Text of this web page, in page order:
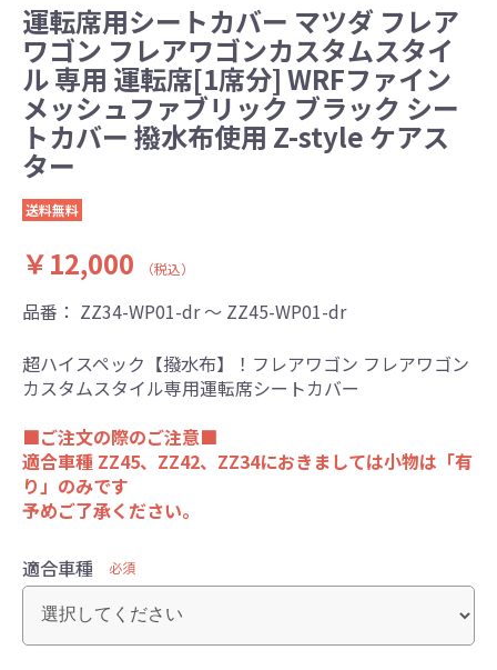
運転席用シートカバー マツダ フレア
ワゴン フレアワゴンカスタムスタイ
ル 専用 運転席[1席分] WRFファイン
メッシュファブリック ブラック シー
トカバー 撥水布使用 Z-style ケアス
ター
送料無料
￥12,000 （税込）
品番： ZZ34-WP01-dr ～ ZZ45-WP01-dr
超ハイスペック【撥水布】！フレアワゴン フレアワゴン
カスタムスタイル専用運転席シートカバー
■ご注文の際のご注意■
適合車種 ZZ45、ZZ42、ZZ34におきましては小物は「有
り」のみです
予めご了承ください。
適合車種 必須